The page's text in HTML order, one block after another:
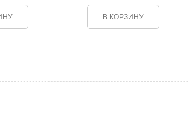
В КОРЗИНУ